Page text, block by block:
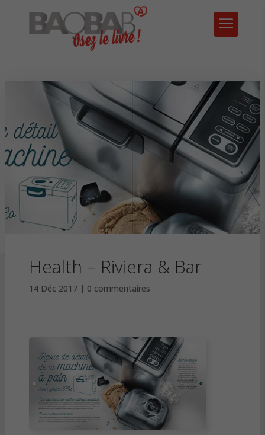
Health – Riviera & Bar
14 Déc 2017 0 commentaires